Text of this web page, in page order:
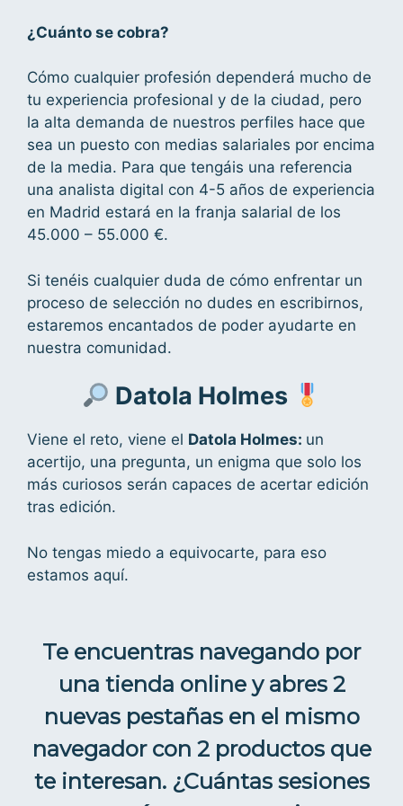
¿Cuánto se cobra?
Cómo cualquier profesión dependerá mucho de
tu experiencia profesional y de la ciudad, pero
la alta demanda de nuestros perfiles hace que
sea un puesto con medias salariales por encima
de la media. Para que tengáis una referencia
una analista digital con 4-5 años de experiencia
en Madrid estará en la franja salarial de los
45.000 – 55.000 €.
Si tenéis cualquier duda de cómo enfrentar un
proceso de selección no dudes en escribirnos,
estaremos encantados de poder ayudarte en
nuestra comunidad.
Datola Holmes
Viene el reto, viene el Datola Holmes: un
acertijo, una pregunta, un enigma que solo los
más curiosos serán capaces de acertar edición
tras edición.
No tengas miedo a equivocarte, para eso
estamos aquí.
Te encuentras navegando por
una tienda online y abres 2
nuevas pestañas en el mismo
navegador con 2 productos que
te interesan. ¿Cuántas sesiones